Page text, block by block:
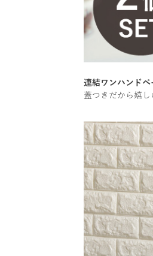
連結ワンハンドペ
蓋つきだから嬉し